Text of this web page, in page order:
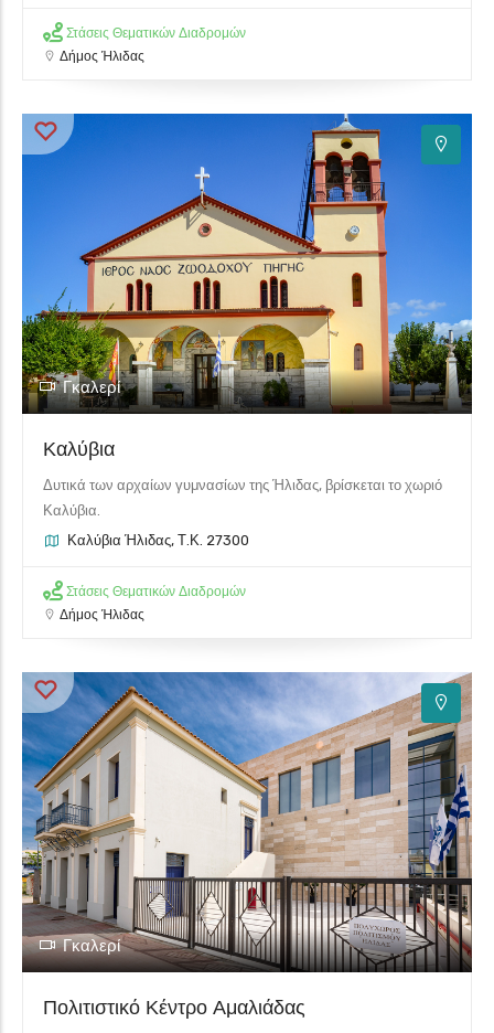
Στάσεις Θεματικών Διαδρομών
Δήμος Ήλιδας
Γκαλερί
Καλύβια
Δυτικά των αρχαίων γυμνασίων της Ήλιδας, βρίσκεται το χωριό
Καλύβια.
Καλύβια Ήλιδας, Τ.Κ. 27300
Στάσεις Θεματικών Διαδρομών
Δήμος Ήλιδας
Γκαλερί
Πολιτιστικό Κέντρο Αμαλιάδας